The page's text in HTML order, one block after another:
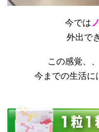
今では
外出で
この感覚、
今までの生活に